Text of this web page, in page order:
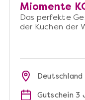
Miomente
Das perfekte
der Küchen der
Gutschein 3